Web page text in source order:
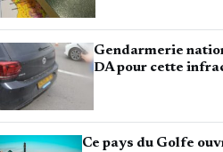
Gendarmerie
DA pour cette
Ce pays du Golfe